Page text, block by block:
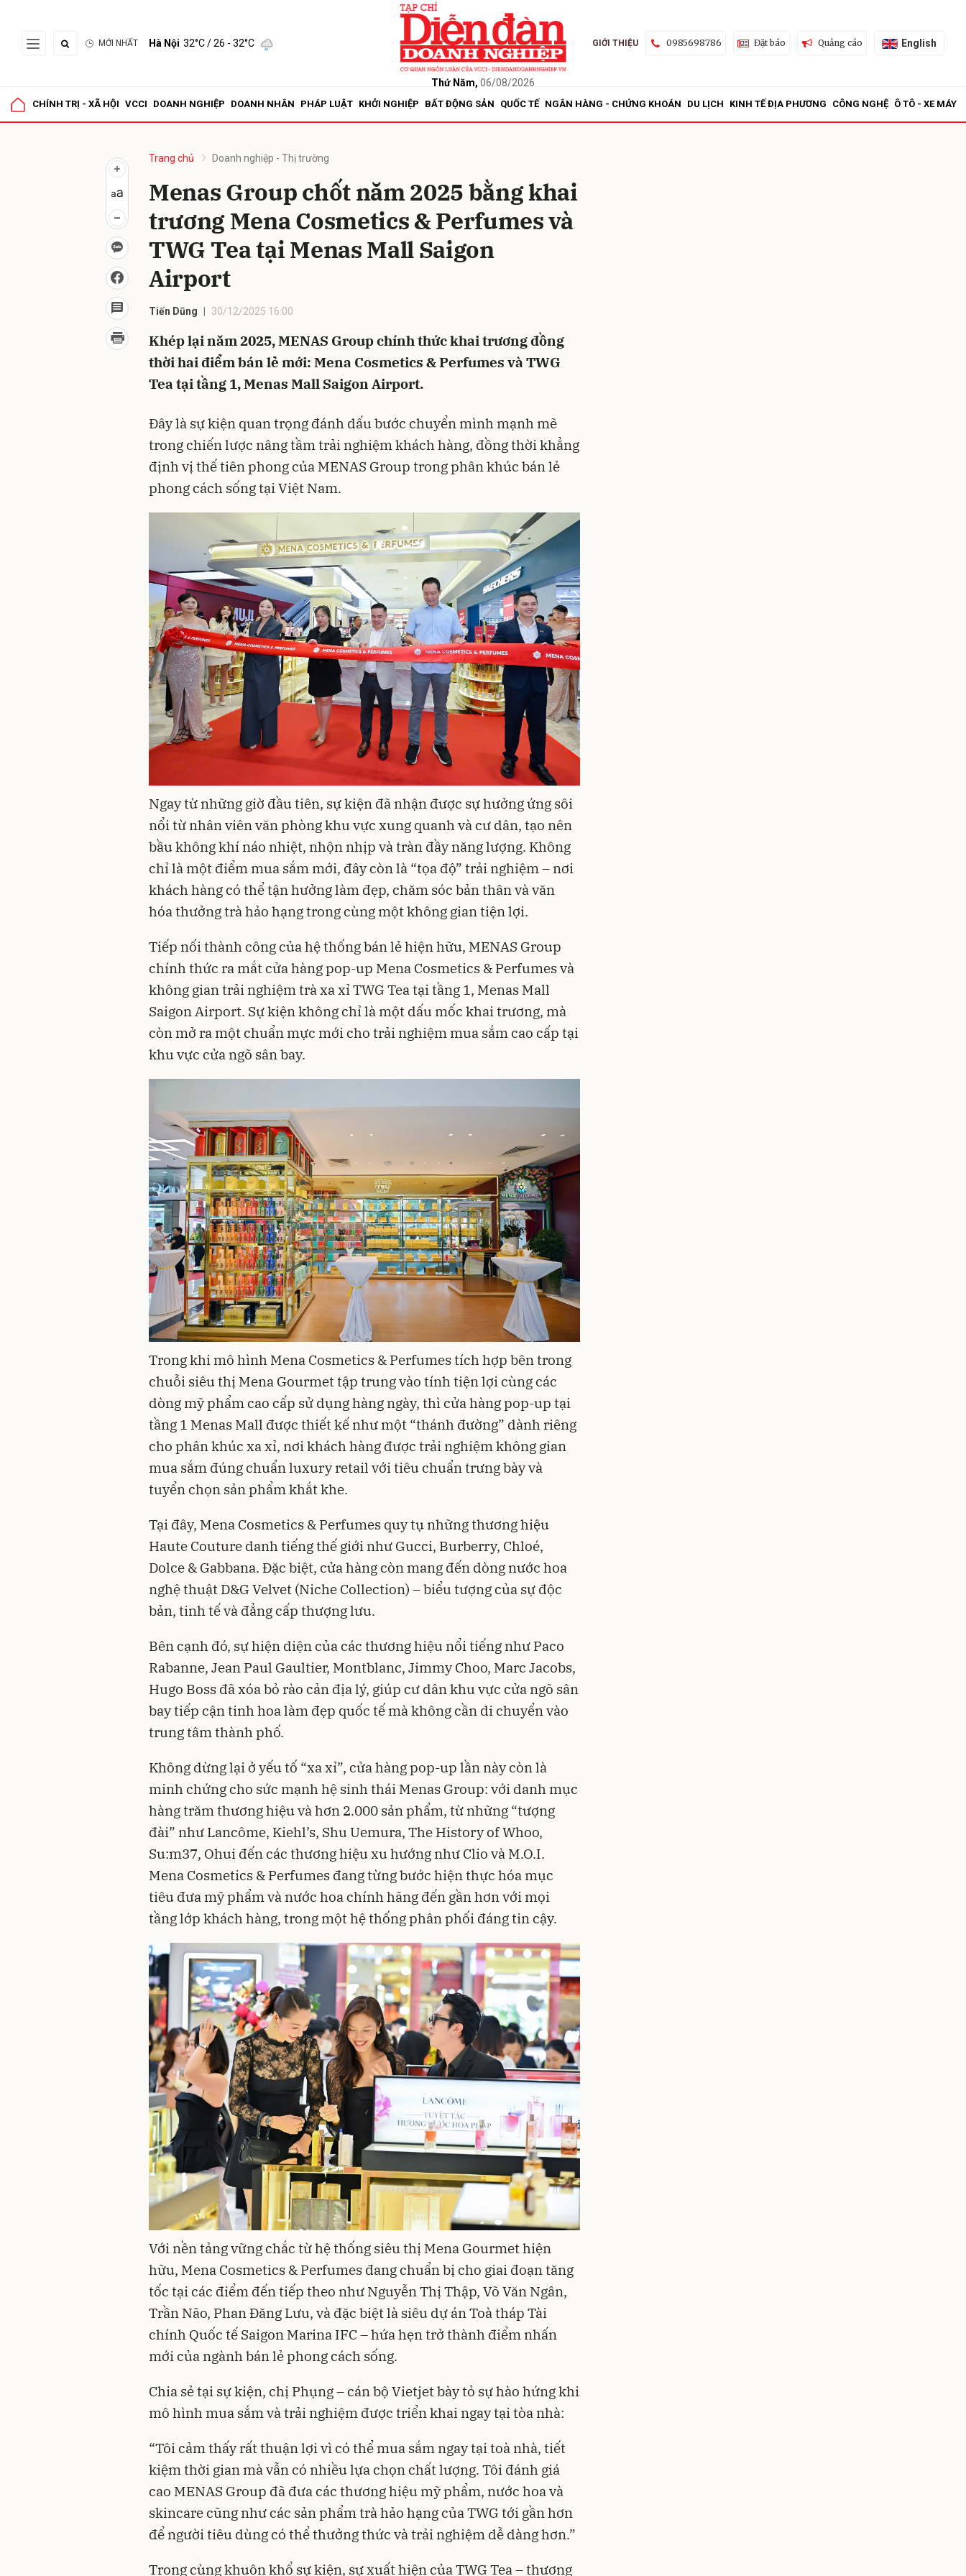
MỚI NHẤT Hà Nội 32°C/ 26 - 32°C
Thứ Năm, 06/08/2026
GIỚI THIỆU 0985698786 Đặt báo Quảng cáo English
CHÍNH TRỊ - XÃ HỘI VCCI DOANH NGHIỆP DOANH NHÂN PHÁP LUẬT KHỞI NGHIỆP BẤT ĐỘNG SẢN QUỐC TẾ NGÂN HÀNG - CHỨNG KHOÁN DU LỊCH KINH TẾ ĐỊA PHƯƠNG CÔNG NGHỆ Ô TÔ - XE MÁY
Trang chủ Doanh nghiệp - Thị trường
Menas Group chốt năm 2025 bằng khai
trương Mena Cosmetics & Perfumes và
TWG Tea tại Menas Mall Saigon
Airport
Tiến Dũng 30/12/2025 16:00
Khép lại năm 2025, MENAS Group chính thức khai trương đồng
thời hai điểm bán lẻ mới: Mena Cosmetics & Perfumes và TWG
Tea tại tầng 1, Menas Mall Saigon Airport.
Đây là sự kiện quan trọng đánh dấu bước chuyển mình mạnh mẽ
trong chiến lược nâng tầm trải nghiệm khách hàng, đồng thời khẳng
định vị thế tiên phong của MENAS Group trong phân khúc bán lẻ
phong cách sống tại Việt Nam.
Ngay từ những giờ đầu tiên, sự kiện đã nhận được sự hưởng ứng sôi
nổi từ nhân viên văn phòng khu vực xung quanh và cư dân, tạo nên
bầu không khí náo nhiệt, nhộn nhịp và tràn đầy năng lượng. Không
chỉ là một điểm mua sắm mới, đây còn là “tọa độ” trải nghiệm – nơi
khách hàng có thể tận hưởng làm đẹp, chăm sóc bản thân và văn
hóa thưởng trà hảo hạng trong cùng một không gian tiện lợi.
Tiếp nối thành công của hệ thống bán lẻ hiện hữu, MENAS Group
chính thức ra mắt cửa hàng pop-up Mena Cosmetics & Perfumes và
không gian trải nghiệm trà xa xỉ TWG Tea tại tầng 1, Menas Mall
Saigon Airport. Sự kiện không chỉ là một dấu mốc khai trương, mà
còn mở ra một chuẩn mực mới cho trải nghiệm mua sắm cao cấp tại
khu vực cửa ngõ sân bay.
Trong khi mô hình Mena Cosmetics & Perfumes tích hợp bên trong
chuỗi siêu thị Mena Gourmet tập trung vào tính tiện lợi cùng các
dòng mỹ phẩm cao cấp sử dụng hàng ngày, thì cửa hàng pop-up tại
tầng 1 Menas Mall được thiết kế như một “thánh đường” dành riêng
cho phân khúc xa xỉ, nơi khách hàng được trải nghiệm không gian
mua sắm đúng chuẩn luxury retail với tiêu chuẩn trưng bày và
tuyển chọn sản phẩm khắt khe.
Tại đây, Mena Cosmetics & Perfumes quy tụ những thương hiệu
Haute Couture danh tiếng thế giới như Gucci, Burberry, Chloé,
Dolce & Gabbana. Đặc biệt, cửa hàng còn mang đến dòng nước hoa
nghệ thuật D&G Velvet (Niche Collection) – biểu tượng của sự độc
bản, tinh tế và đẳng cấp thượng lưu.
Bên cạnh đó, sự hiện diện của các thương hiệu nổi tiếng như Paco
Rabanne, Jean Paul Gaultier, Montblanc, Jimmy Choo, Marc Jacobs,
Hugo Boss đã xóa bỏ rào cản địa lý, giúp cư dân khu vực cửa ngõ sân
bay tiếp cận tinh hoa làm đẹp quốc tế mà không cần di chuyển vào
trung tâm thành phố.
Không dừng lại ở yếu tố “xa xỉ”, cửa hàng pop-up lần này còn là
minh chứng cho sức mạnh hệ sinh thái Menas Group: với danh mục
hàng trăm thương hiệu và hơn 2.000 sản phẩm, từ những “tượng
đài” như Lancôme, Kiehl’s, Shu Uemura, The History of Whoo,
Su:m37, Ohui đến các thương hiệu xu hướng như Clio và M.O.I.
Mena Cosmetics & Perfumes đang từng bước hiện thực hóa mục
tiêu đưa mỹ phẩm và nước hoa chính hãng đến gần hơn với mọi
tầng lớp khách hàng, trong một hệ thống phân phối đáng tin cậy.
Với nền tảng vững chắc từ hệ thống siêu thị Mena Gourmet hiện
hữu, Mena Cosmetics & Perfumes đang chuẩn bị cho giai đoạn tăng
tốc tại các điểm đến tiếp theo như Nguyễn Thị Thập, Võ Văn Ngân,
Trần Não, Phan Đăng Lưu, và đặc biệt là siêu dự án Toà tháp Tài
chính Quốc tế Saigon Marina IFC – hứa hẹn trở thành điểm nhấn
mới của ngành bán lẻ phong cách sống.
Chia sẻ tại sự kiện, chị Phụng – cán bộ Vietjet bày tỏ sự hào hứng khi
mô hình mua sắm và trải nghiệm được triển khai ngay tại tòa nhà:
“Tôi cảm thấy rất thuận lợi vì có thể mua sắm ngay tại toà nhà, tiết
kiệm thời gian mà vẫn có nhiều lựa chọn chất lượng. Tôi đánh giá
cao MENAS Group đã đưa các thương hiệu mỹ phẩm, nước hoa và
skincare cũng như các sản phẩm trà hảo hạng của TWG tới gần hơn
để người tiêu dùng có thể thưởng thức và trải nghiệm dễ dàng hơn.”
Trong cùng khuôn khổ sự kiện, sự xuất hiện của TWG Tea – thương